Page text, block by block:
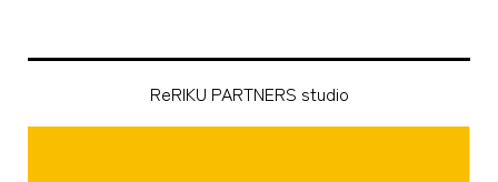
ReRIKU PARTNERS studio